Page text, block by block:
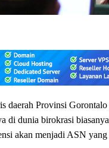
daerah Provinsi Gorontalo
di dunia birokrasi
akan menjadi ASN yang